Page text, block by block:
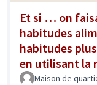
Et si … on
habitudes
habitudes
en utilisant la
Maison de